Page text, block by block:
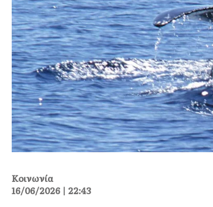
Κοινωνία
16/06/2026 | 22:43